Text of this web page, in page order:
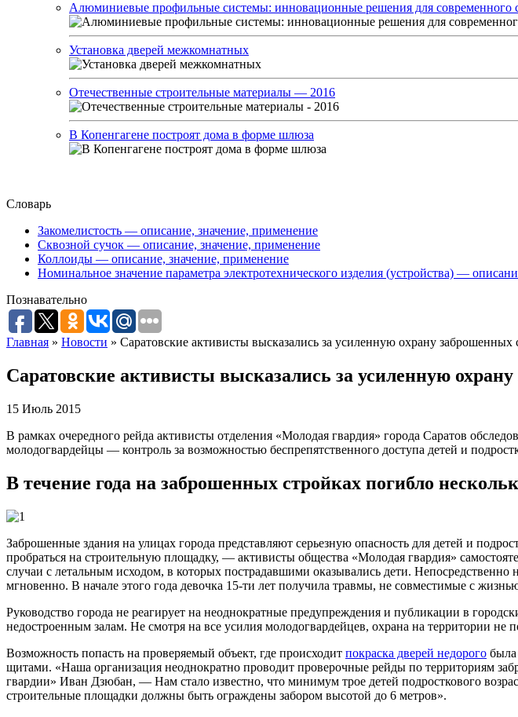
Алюминиевые профильные системы: инновационные решения для современного
Установка дверей межкомнатных
Отечественные строительные материалы — 2016
В Копенгагене построят дома в форме шлюза
Словарь
Закомелистость — описание, значение, применение
Сквозной сучок — описание, значение, применение
Коллоиды — описание, значение, применение
Номинальное значение параметра электротехнического изделия (устройства) —
Познавательно
Главная » Новости » Саратовские активисты высказались за усиленную охрану заброшенных
Саратовские активисты высказались за усиленную
15 Июль 2015
В рамках очередного рейда активисты отделения «Молодая гвардия» города Саратов
молодогвардейцы — контроль за возможностью беспрепятственного доступа детей и
В течение года на заброшенных стройках погибло
Заброшенные здания на улицах города представляют серьезную опасность для детей и
пробраться на строительную площадку, — активисты общества «Молодая гвардия»
случаи с летальным исходом, в которых пострадавшими оказывались дети.
мгновенно. В начале этого года девочка 15-ти лет получила травмы, не совместимые с
Руководство города не реагирует на неоднократные предупреждения и публикации в
недостроенным залам. Не смотря на все усилия молодогвардейцев, охрана на территории не
Возможность попасть на проверяемый объект, где происходит покраска дверей недорого была
щитами. «Наша организация неоднократно проводит проверочные рейды по территориям
гвардии» Иван Дзюбан, — Нам стало известно, что минимум трое детей подросткового
строительные площадки должны быть ограждены забором высотой до 6 метров».